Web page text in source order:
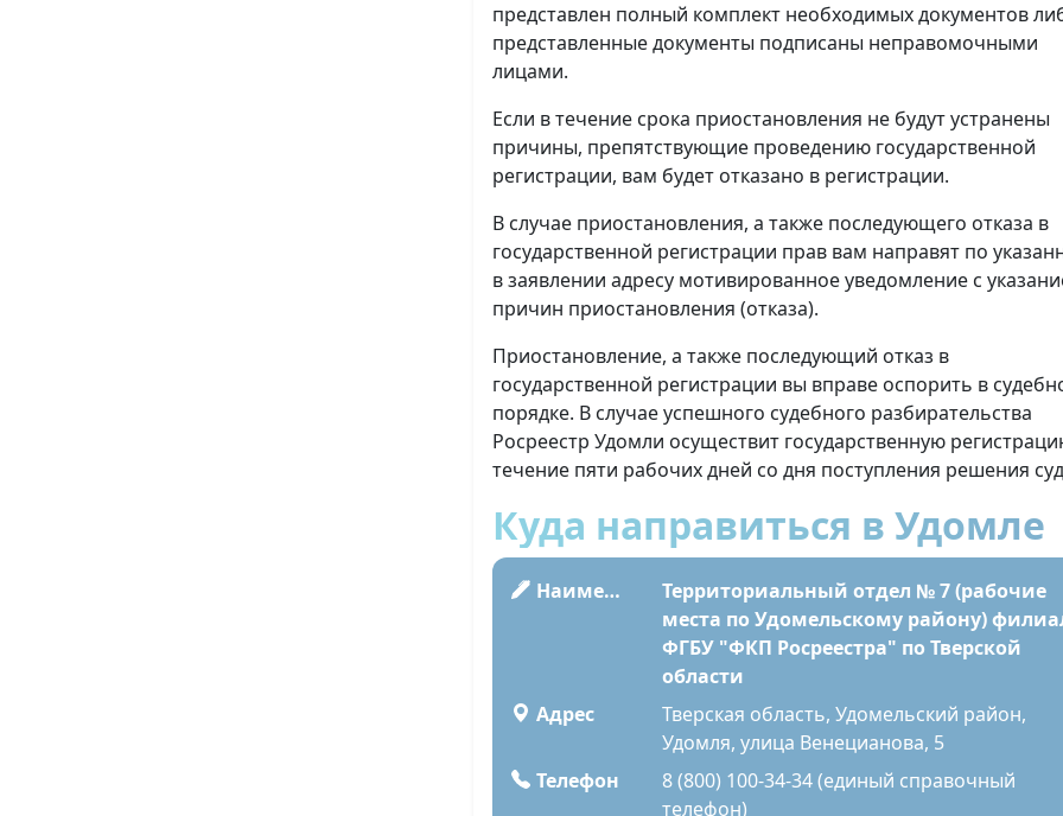
представлен полный комплект необходимых документов
представленные документы подписаны неправомочными
лицами.
Если в течение срока приостановления не будут устранены
причины, препятствующие проведению государственной
регистрации, вам будет отказано в регистрации.
В случае приостановления, а также последующего отказа в
государственной регистрации прав вам направят по
в заявлении адресу мотивированное уведомление с
причин приостановления (отказа).
Приостановление, а также последующий отказ в
государственной регистрации вы вправе оспорить в
порядке. В случае успешного судебного разбирательства
Росреестр Удомли осуществит государственную
течение пяти рабочих дней со дня поступления решения
Куда направиться в Удомле
Наименование
Территориальный отдел № 7 (рабочие
места по Удомельскому району)
ФГБУ "ФКП Росреестра" по Тверской
области
Адрес
Тверская область, Удомельский район,
Удомля, улица Венецианова, 5
Телефон
8 (800) 100-34-34 (единый справочный
телефон)